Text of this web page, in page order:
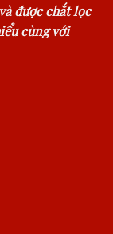
được chắt lọc
cùng với